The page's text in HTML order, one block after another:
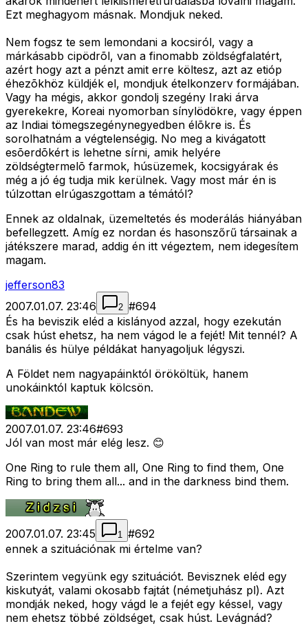
Ezt meghagyom másnak. Mondjuk neked.
Nem fogsz te sem lemondani a kocsiról, vagy a
márkásabb cipödrõl, van a finomabb zöldségfalatért,
azért hogy azt a pénzt amit erre költesz, azt az etióp
éhezõkhöz küldjék el, mondjuk ételkonzerv formájában.
Vagy ha mégis, akkor gondolj szegény Iraki árva
gyerekekre, Koreai nyomorban sínylödökre, vagy éppen
az Indiai tömegszegénynegyedben élõkre is. És
sorolhatnám a végtelenségig. No meg a kivágatott
esõerdõkért is lehetne sírni, amik helyére
zöldségtermelõ farmok, húsüzemek, kocsigyárak és
még a jó ég tudja mik kerülnek. Vagy most már én is
túlzottan elrúgaszgottam a témától?
Ennek az oldalnak, üzemeltetés és moderálás hiányában
befellegzett. Amíg ez nordan és hasonszőrű társainak a
játékszere marad, addig én itt végeztem, nem idegesítem
magam.
jefferson83
2007.01.07. 23:46
2 #694
És ha beviszik eléd a kislányod azzal, hogy ezekután
csak húst ehetsz, ha nem vágod le a fejét! Mit tennél? A
banális és hülye példákat hanyagoljuk légyszi.
A Földet nem nagyapáinktól örököltük, hanem
unokáinktól kaptuk kölcsön.
2007.01.07. 23:46#693
Jól van most már elég lesz. 😊
One Ring to rule them all, One Ring to find them, One
Ring to bring them all... and in the darkness bind them.
2007.01.07. 23:45 1 #692
ennek a szituációnak mi értelme van?
Szerintem vegyünk egy szituációt. Bevisznek eléd egy
kiskutyát, valami okosabb fajtát (németjuhász pl). Azt
mondják neked, hogy vágd le a fejét egy késsel, vagy
nem ehetsz többé zöldséget, csak húst. Levágnád?